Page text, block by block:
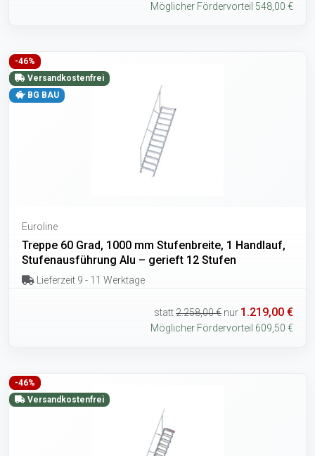
Möglicher Fördervorteil 548,00 €
-46%
Versandkostenfrei
BG BAU
Euroline
Treppe 60 Grad, 1000 mm Stufenbreite, 1 Handlauf,
Stufenausführung Alu – gerieft 12 Stufen
Lieferzeit 9 - 11 Werktage
statt2.258,00 € nur 1.219,00 €
Möglicher Fördervorteil 609,50 €
-46%
Versandkostenfrei